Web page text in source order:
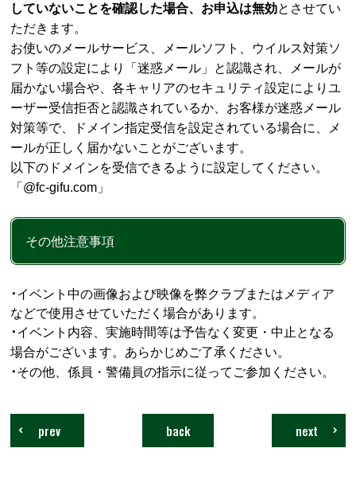
していないことを確認した場合、お申込は無効とさせてい
ただきます。
お使いのメールサービス、メールソフト、ウイルス対策ソ
フト等の設定により「迷惑メール」と認識され、メールが
届かない場合や、各キャリアのセキュリティ設定によりユ
ーザー受信拒否と認識されているか、お客様が迷惑メール
対策等で、ドメイン指定受信を設定されている場合に、メ
ールが正しく届かないことがございます。
以下のドメインを受信できるように設定してください。
「@fc-gifu.com」
その他注意事項
･イベント中の画像および映像を弊クラブまたはメディア
などで使用させていただく場合があります。
･イベント内容、実施時間等は予告なく変更・中止となる
場合がございます。あらかじめご了承ください。
･その他、係員・警備員の指示に従ってご参加ください。
next
back
prev